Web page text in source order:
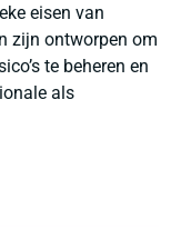
eisen van
zijn ontworpen om
te beheren en
als